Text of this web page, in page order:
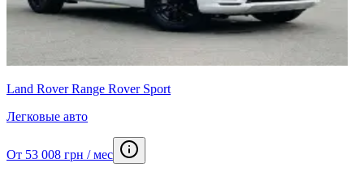
Land Rover Range Rover Sport
Легковые авто
От 53 008 грн / мес